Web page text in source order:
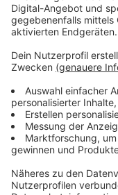
Weitere
Anzeige
Reizgas:
Diskussionen um
Anzeige